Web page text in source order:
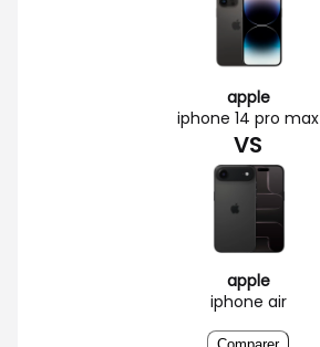
apple
iphone 14 pro max
VS
apple
iphone air